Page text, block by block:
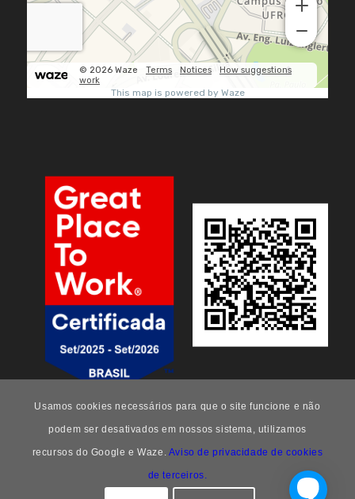
Usamos cookies necessários para que o site funcione e não
podem ser desativados em nossos sistema, utilizamos
recursos do Google e Waze. Aviso de privacidade de cookies
de terceiros.